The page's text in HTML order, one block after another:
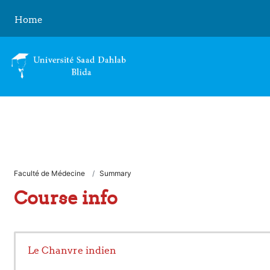
Home
Faculté de Médecine Summary
Course info
Le Chanvre indien